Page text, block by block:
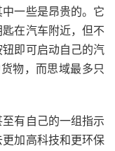
一些是昂贵的。它
在汽车附近，但不
即可启动自己的汽
物，而思域最多只
有自己的一组指示
加高科技和更环保